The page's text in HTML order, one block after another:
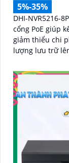
5%-35%
DHI-NVR5216-
cổng PoE giúp
giảm thiểu chi phí
lượng lưu trữ
hình ảnh siêu
mạnh mẽ, tính